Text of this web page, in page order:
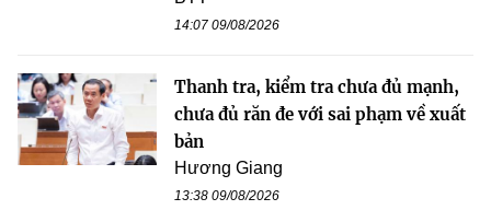
14:07 09/08/2026
Thanh tra, kiểm tra chưa đủ mạnh,
chưa đủ răn đe với sai phạm về xuất
bản
Hương Giang
13:38 09/08/2026